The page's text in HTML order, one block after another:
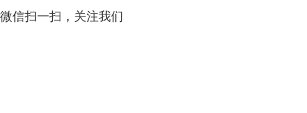
微信扫一扫，关注我们